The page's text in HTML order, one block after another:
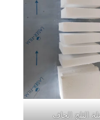
الثلج الجاف